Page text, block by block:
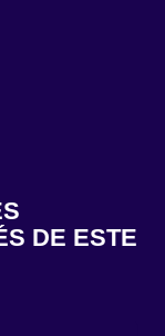
DE ESTE